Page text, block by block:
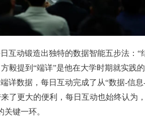
互动锻造出独特的数据智能五步法：“
毅提到“端详”是他在大学时期就实践
详数据，每日互动完成了从“数据-信
了更大的便利，每日互动也始终认为
键一环。